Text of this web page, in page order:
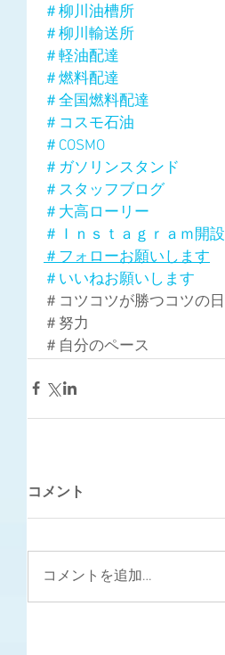
＃柳川油槽所
＃柳川輸送所
＃軽油配達
＃燃料配達
＃全国燃料配達
＃コスモ石油
＃COSMO
＃ガソリンスタンド
＃スタッフブログ
＃大高ローリー
＃Ｉｎｓｔａｇｒａｍ開設
＃フォローお願いします
＃いいねお願いします
＃コツコツが勝つコツの日
＃努力
＃自分のペース
コメント
コメントを追加…